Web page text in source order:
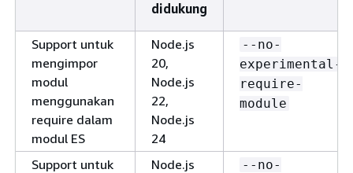
didukung
Support untuk
mengimpor
modul
menggunakan
require dalam
modul ES
Node.js
20,
Node.js
22,
Node.js
24
--no-
experimental-
require-
module
Support untuk Node.js --no-